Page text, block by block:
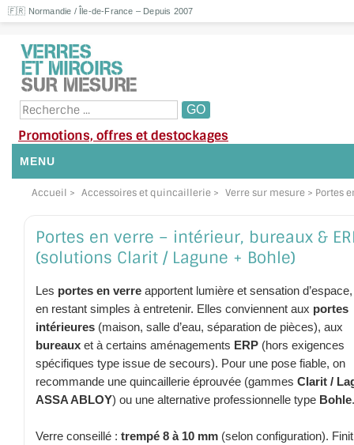
🇫🇷 Normandie / Île-de-France – Depuis 2007
Promotions, offres et destockages
MENU
NOUS CONTACTER
MON COMPTE / SE CONNECTER
DEMANDE DE DEVIS
SUIVI DE DEVIS
SUIVI DE COMMANDE
TOUS LES TARIFS AU M2
GUIDE : CHOIX PAR UTILISATION
INSPIRATIONS ET NOUVEAUTÉS
Accueil > Accessoires et quincaillerie > Verre sur mesure > Portes
Portes en verre – intérieur, bureaux &
(solutions Clarit / Lagune + Bohle)
Les portes en verre apportent lumière et sensation
en restant simples à entretenir. Elles conviennent aux portes
intérieures (maison, salle d’eau, séparation de pièces), aux
bureaux et à certains aménagements ERP (hors exigences
spécifiques type issue de secours). Pour une pose fiable, on
recommande une quincaillerie éprouvée (gammes Clarit /
ASSA ABLOY) ou une alternative professionnelle type Bohle.
Verre conseillé : trempé 8 à 10 mm (selon configuration).